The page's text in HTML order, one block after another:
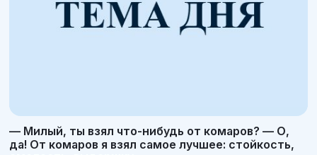
— Милый, ты взял что-нибудь от комаров? — О,
да! От комаров я взял самое лучшее: стойкость,